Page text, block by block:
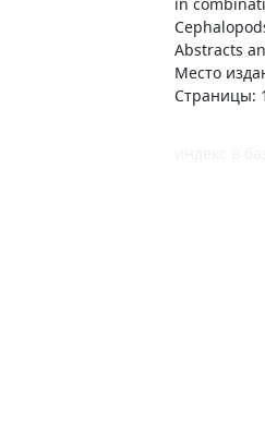
Abstracts
Место
Страницы: